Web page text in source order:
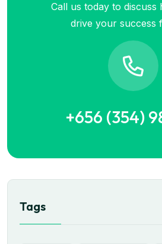
Call us today to discuss
drive your success
+656 (354)
Tags